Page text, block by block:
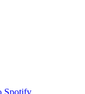
Spotify